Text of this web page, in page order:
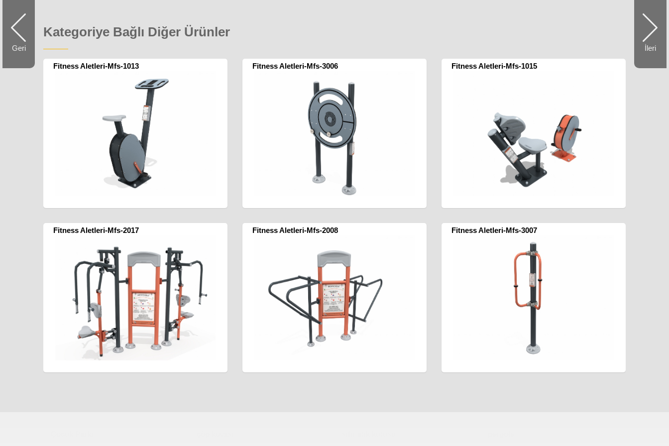
Geri İleri
Kategoriye Bağlı Diğer Ürünler
Fitness Aletleri-Mfs-1013 Fitness Aletleri-Mfs-3006 Fitness Aletleri-Mfs-1015
Fitness Aletleri-Mfs-2017 Fitness Aletleri-Mfs-2008 Fitness Aletleri-Mfs-3007